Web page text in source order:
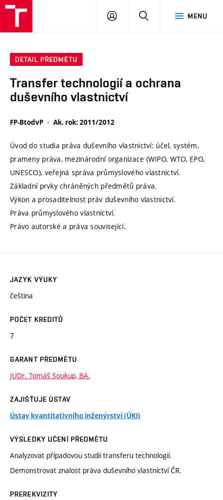
MENU
PŘIHLÁSIT
DETAIL PŘEDMĚTU
Transfer technologií a ochrana
duševního vlastnictví
FP-BtodvP Ak. rok: 2011/2012
Úvod do studia práva duševního vlastnictví: účel, systém,
prameny práva, mezinárodní organizace (WIPO, WTO, EPO,
UNESCO), veřejná správa průmyslového vlastnictví.
Základní prvky chráněných předmětů práva.
Výkon a prosaditelnost práv duševního vlastnictví.
Práva průmyslového vlastnictví.
Právo autorské a práva související.
JAZYK VÝUKY
čeština
POČET KREDITŮ
7
GARANT PŘEDMĚTU
JUDr. Tomáš Soukup, BA.
ZAJIŠŤUJE ÚSTAV
Ústav kvantitativního inženýrství (ÚKI)
VÝSLEDKY UČENÍ PŘEDMĚTU
Analyzovat případovou studii transferu technologií.
Demonstrovat znalost práva duševního vlastníctví ČR.
PREREKVIZITY